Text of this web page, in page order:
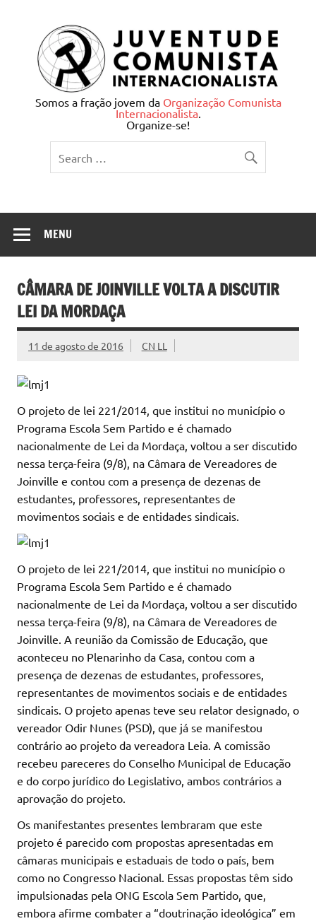
Juventude Comunista
Internacionalista
Somos a fração jovem da Organização Comunista
Internacionalista.
Organize-se!
MENU
CÂMARA DE JOINVILLE VOLTA A DISCUTIR
LEI DA MORDAÇA
11 de agosto de 2016 CN LL
O projeto de lei 221/2014, que institui no município o
Programa Escola Sem Partido e é chamado
nacionalmente de Lei da Mordaça, voltou a ser discutido
nessa terça-feira (9/8), na Câmara de Vereadores de
Joinville e contou com a presença de dezenas de
estudantes, professores, representantes de
movimentos sociais e de entidades sindicais.
O projeto de lei 221/2014, que institui no município o
Programa Escola Sem Partido e é chamado
nacionalmente de Lei da Mordaça, voltou a ser discutido
nessa terça-feira (9/8), na Câmara de Vereadores de
Joinville. A reunião da Comissão de Educação, que
aconteceu no Plenarinho da Casa, contou com a
presença de dezenas de estudantes, professores,
representantes de movimentos sociais e de entidades
sindicais. O projeto apenas teve seu relator designado, o
vereador Odir Nunes (PSD), que já se manifestou
contrário ao projeto da vereadora Leia. A comissão
recebeu pareceres do Conselho Municipal de Educação
e do corpo jurídico do Legislativo, ambos contrários a
aprovação do projeto.
Os manifestantes presentes lembraram que este
projeto é parecido com propostas apresentadas em
câmaras municipais e estaduais de todo o país, bem
como no Congresso Nacional. Essas propostas têm sido
impulsionadas pela ONG Escola Sem Partido, que,
embora afirme combater a “doutrinação ideológica” em